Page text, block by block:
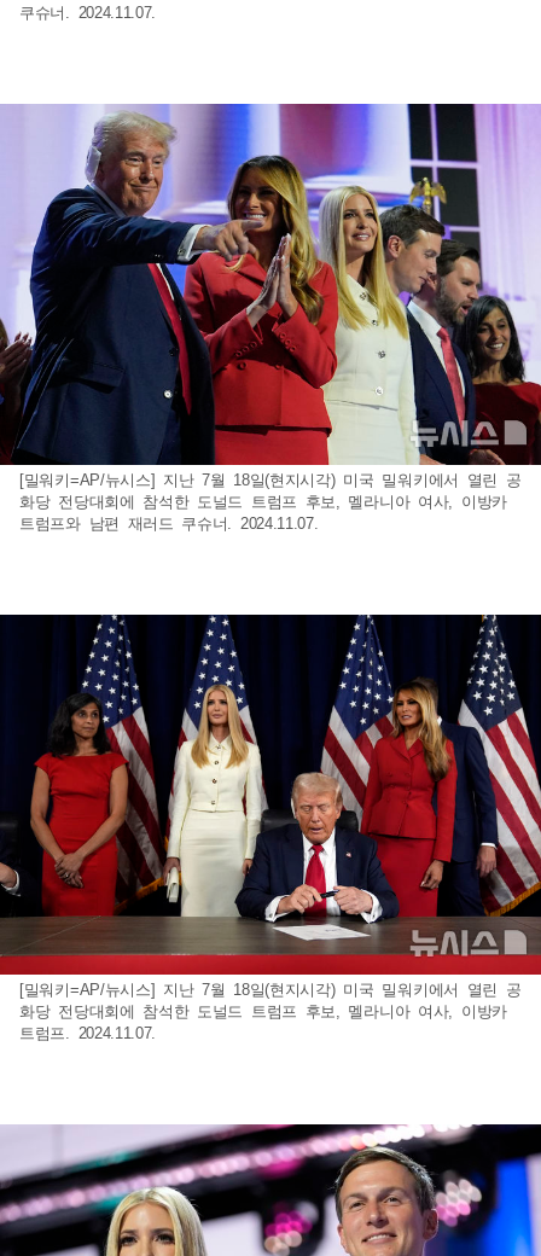
쿠슈너. 2024.11.07.
[밀워키=AP/뉴시스] 지난 7월 18일(현지시각) 미국 밀워키에서 열린 공
화당 전당대회에 참석한 도널드 트럼프 후보, 멜라니아 여사, 이방카
트럼프와 남편 재러드 쿠슈너. 2024.11.07.
[밀워키=AP/뉴시스] 지난 7월 18일(현지시각) 미국 밀워키에서 열린 공
화당 전당대회에 참석한 도널드 트럼프 후보, 멜라니아 여사, 이방카
트럼프. 2024.11.07.